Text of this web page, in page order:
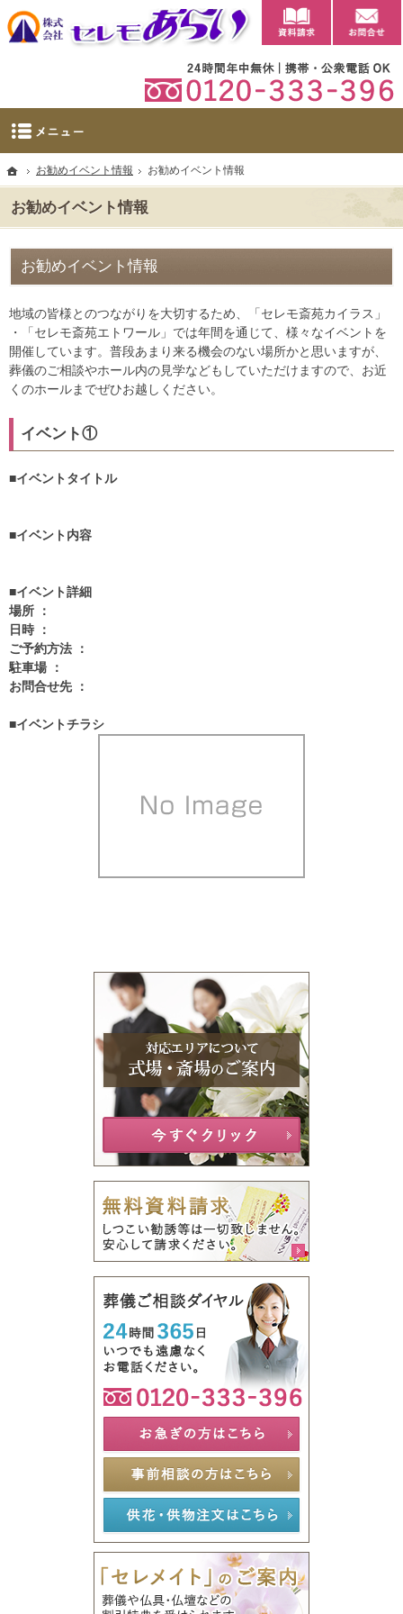
ホーム
お勧めイベント情報 お勧めイベント情報
お勧めイベント情報
太田市に自社斎場を完備。群馬県太田市・大泉町の葬儀・家族葬・葬祭なら当社へ。
【公式】群馬県太田市・大泉町の葬儀・家族葬・葬祭ならセレモあらい
お勧めイベント情報
地域の皆様とのつながりを大切するため、「セレモ斎苑カイラス」
・「セレモ斎苑エトワール」では年間を通じて、様々なイベントを
開催しています。普段あまり来る機会のない場所かと思いますが、
葬儀のご相談やホール内の見学などもしていただけますので、お近
くのホールまでぜひお越しください。
イベント①
■イベントタイトル
■イベント内容
■イベント詳細
場所 ：
日時 ：
ご予約方法 ：
駐車場 ：
お問合せ先 ：
■イベントチラシ
資料請求